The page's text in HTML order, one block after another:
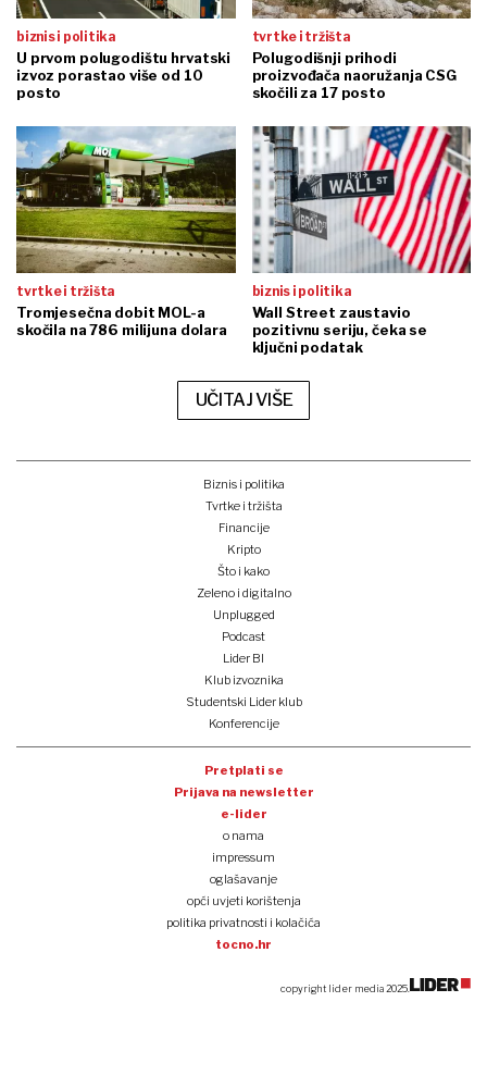
biznis i politika
U prvom polugodištu hrvatski
izvoz porastao više od 10
posto
tvrtke i tržišta
Polugodišnji prihodi
proizvođača naoružanja CSG
skočili za 17 posto
tvrtke i tržišta
Tromjesečna dobit MOL-a
skočila na 786 milijuna dolara
biznis i politika
Wall Street zaustavio
pozitivnu seriju, čeka se
ključni podatak
UČITAJ VIŠE
Biznis i politika
Tvrtke i tržišta
Financije
Kripto
Što i kako
Zeleno i digitalno
Unplugged
Podcast
Lider BI
Klub izvoznika
Studentski Lider klub
Konferencije
Pretplati se
Prijava na newsletter
e-lider
o nama
impressum
oglašavanje
opći uvjeti korištenja
politika privatnosti i kolačića
tocno.hr
copyright lider media 2025.